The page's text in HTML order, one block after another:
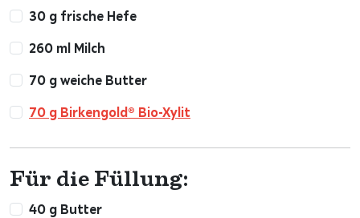
30 g frische Hefe
260 ml Milch
70 g weiche Butter
70 g Birkengold® Bio-Xylit
Für die Füllung:
40 g Butter